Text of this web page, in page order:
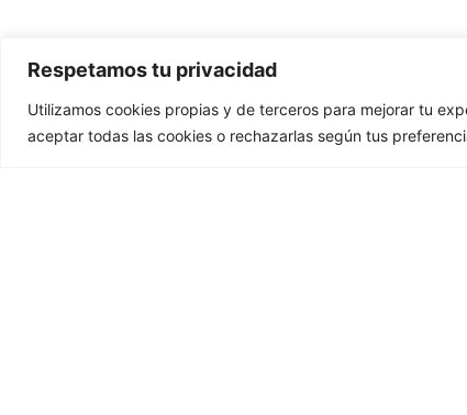
Respetamos tu privacidad
Utilizamos cookies propias y de terceros para mejorar tu
aceptar todas las cookies o rechazarlas según tus